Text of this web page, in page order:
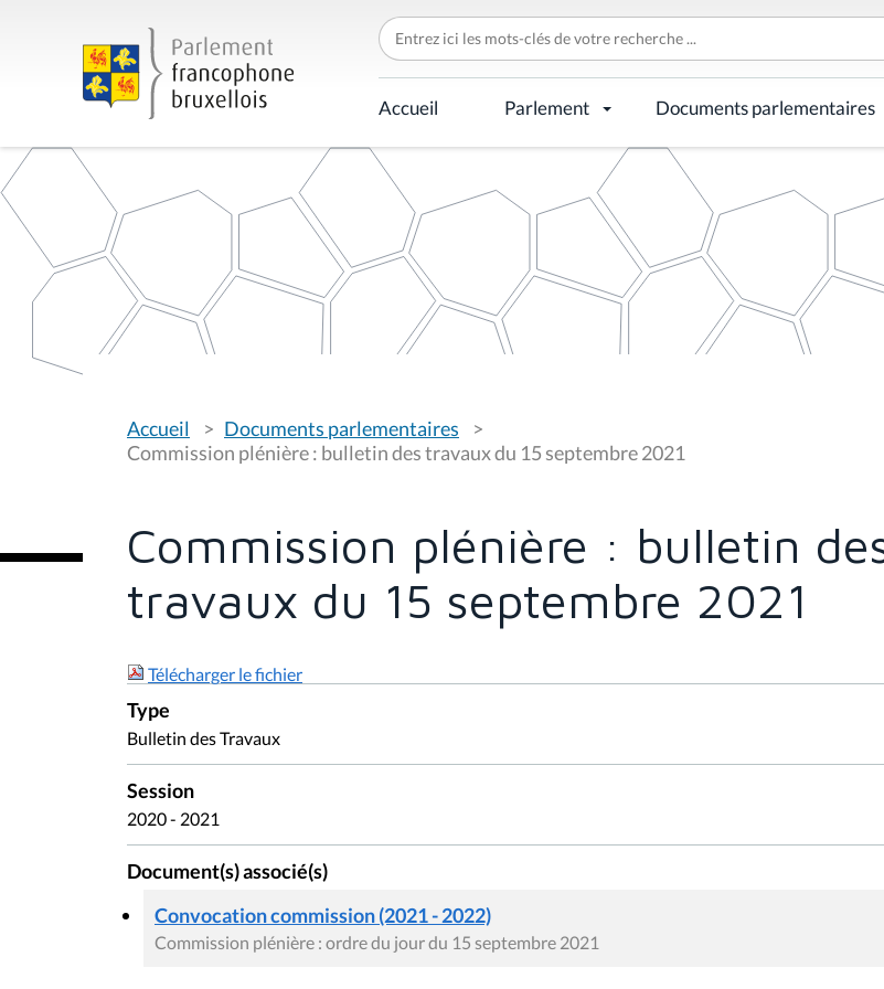
C
h
e
r
c
h
r
p
Accueil Parlement Documents parlementaires
o
u
s
s
i
i
Accueil
Documents parlementaires
Commission plénière : bulletin des travaux du 15 septembre 2021
Commission plénière : bulletin
travaux du 15 septembre 2021
Télécharger le fichier
Type
Bulletin des Travaux
Session
2020 - 2021
Document(s) associé(s)
Convocation commission (2021 - 2022)
Commission plénière : ordre du jour du 15 septembre 2021